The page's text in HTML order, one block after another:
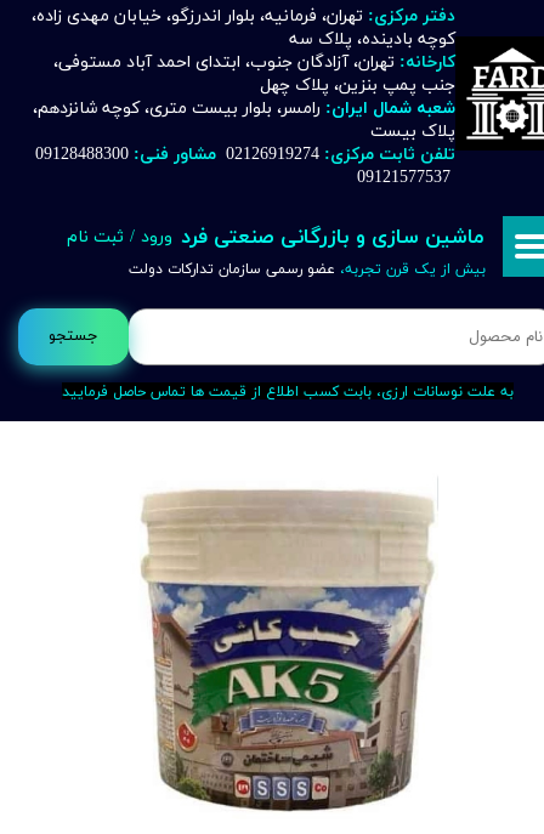
جستجو
دفتر مرکزی: تهران، فرمانیه، بلوار اندرزگو، خیابان مهدی زاده،
کوچه بادینده، پلاک سه
کارخانه: تهران، آزادگان جنوب، ابتدای احمد آباد مستوفی،
جنب پمپ بنزین، پلاک چهل
شعبه شمال ایران: رامسر، بلوار بیست متری، کوچه شانزدهم،
پلاک بیست
تلفن ثابت مرکزی: 02126919274 مشاور فنی:
09121577537
ماشین سازی و بازرگانی صنعتی فرد
بیش از یک قرن تجربه، عضو رسمی سازمان تدارکات دولت
ورود / ثبت نام
حساب کاربری من
تغییر گذر واژه
خروج از حساب کاربری
به علت نوسانات ارزی، بابت کسب اطلاع از قیمت ها تماس حاصل فرمایید